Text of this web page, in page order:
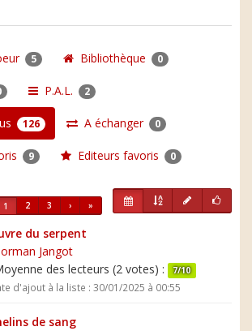
5 Bibliothèque 0
P.A.L. 2
126 A échanger 0
9 Editeurs favoris 0
1 2 3 › »
du serpent
Jangot
des lecteurs (2 votes) :
7/10
d'ajout à la liste : 30/01/2025 à 00:55
de sang